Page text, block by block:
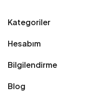
Kategoriler
Hesabım
Bilgilendirme
Blog